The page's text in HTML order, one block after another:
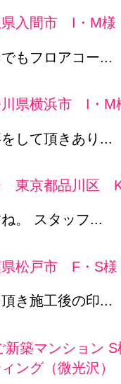
入間市 I・M様
もフロアコー...
県横浜市 I・M
して頂きあり...
東京都品川区
。 スタッフ...
松戸市 F・S様
き施工後の印...
新築マンション
ング（微光沢）